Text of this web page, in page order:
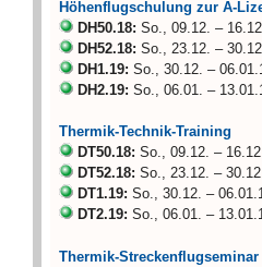
Höhenflugschulung zur A-
DH50.18: So., 09.12. –
DH52.18: So., 23.12. –
DH1.19: So., 30.12. –
DH2.19: So., 06.01. –
Thermik-Technik-Training
DT50.18: So., 09.12. –
DT52.18: So., 23.12. –
DT1.19: So., 30.12. –
DT2.19: So., 06.01. –
Thermik-